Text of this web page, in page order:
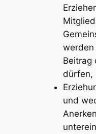
werden
Beitrag
dürfen,
und